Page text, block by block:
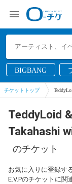
BIGBANG
チケットトップ
TeddyLoid
Takahashi
のチケット
お気に入りに登録す
E.V.Pのチケットに関